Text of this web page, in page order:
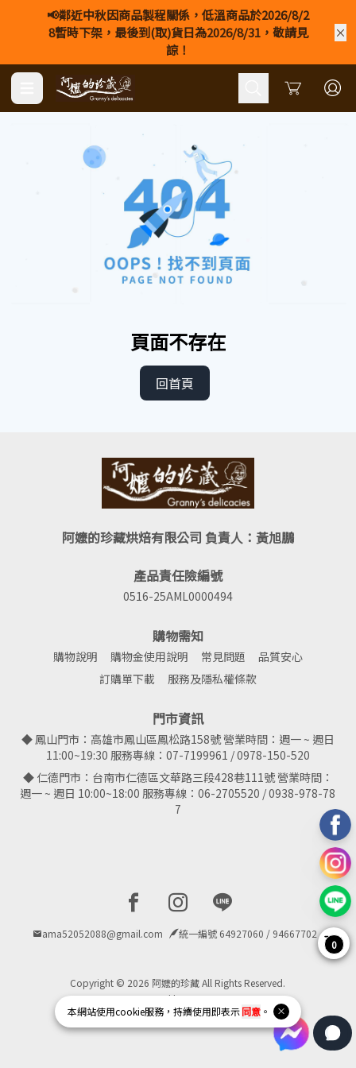
📢鄰近中秋因商品製程關係，低溫商品於2026/8/2
8暫時下架，最後到(取)貨日為2026/8/31，敬請見
諒！
Cart
本網站使用cookie服務，持續使用即表示 同意。
頁面不存在
回首頁
阿嬤的珍藏烘焙有限公司 負責人：黃旭鵬
產品責任險編號
0516-25AML0000494
購物需知
購物說明 購物金使用說明 常見問題
品質安心
訂購單下載
服務及隱私權條款
門市資訊
◆ 鳳山門市：高雄市鳳山區鳳松路158號 營業時間：週一 ~ 週日
11:00~19:30 服務專線：07-7199961 / 0978-150-520
◆ 仁德門市：台南市仁德區文華路三段428巷111號 營業時間：
週一 ~ 週日 10:00~18:00 服務專線：06-2705520 / 0938-978-78
7
Facebook page
Instagram page
Line page
ama52052088@gmail.com 統一編號 64927060 / 94667702
Copyright © 2026 阿嬤的珍藏 All Rights Reserved.
Powered byBVSHOP.
0